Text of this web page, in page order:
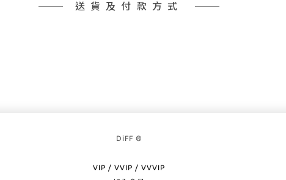
送貨及付款方式
DiFF ®
VIP / VVIP / VVVIP